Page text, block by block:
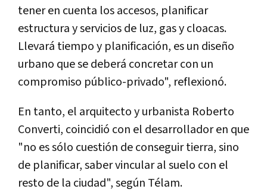
tener en cuenta los accesos, planificar
estructura y servicios de luz, gas y cloacas.
Llevará tiempo y planificación, es un diseño
urbano que se deberá concretar con un
compromiso público-privado", reflexionó.
En tanto, el arquitecto y urbanista Roberto
Converti, coincidió con el desarrollador en que
"no es sólo cuestión de conseguir tierra, sino
de planificar, saber vincular al suelo con el
resto de la ciudad", según Télam.